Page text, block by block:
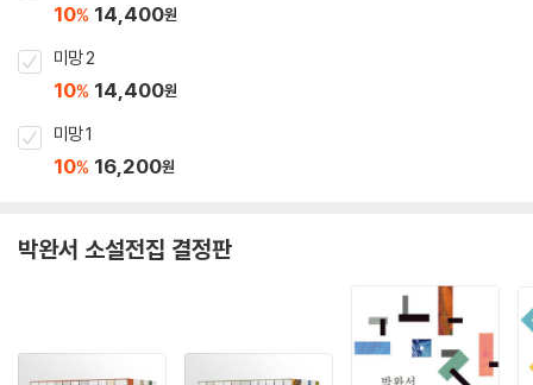
10% 14,400원
미망 2
10% 14,400원
미망 1
10% 16,200원
박완서 소설전집 결정판